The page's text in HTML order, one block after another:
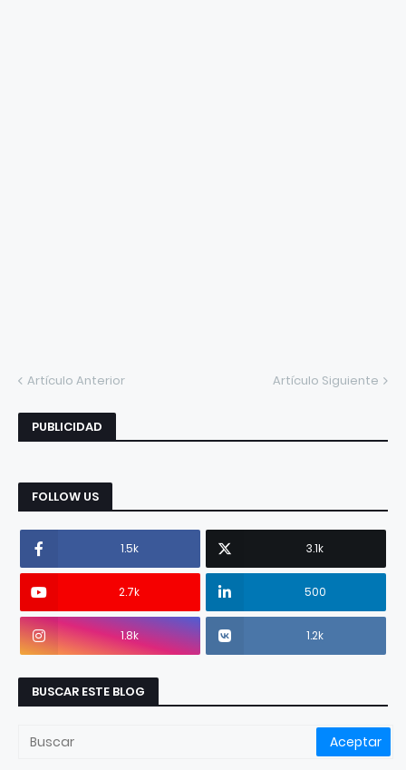
Artículo Anterior Artículo Siguiente
PUBLICIDAD
FOLLOW US
1.5k 3.1k
2.7k 500
1.8k 1.2k
BUSCAR ESTE BLOG